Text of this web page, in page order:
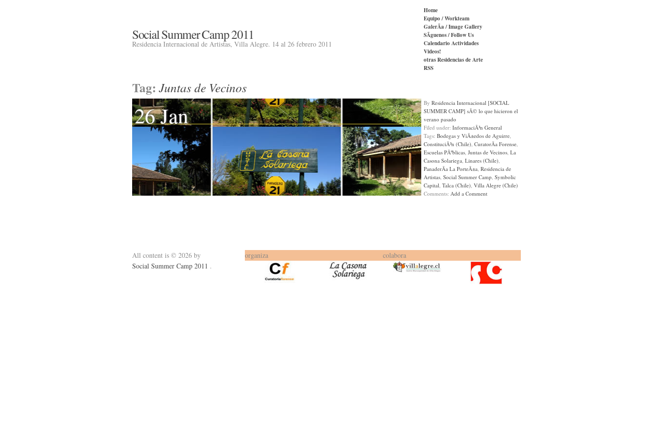
Social Summer Camp 2011
Residencia Internacional de Artistas, Villa Alegre. 14 al 26 febrero 2011
Home
Equipo / Workteam
GalerÃ­a / Image Gallery
SÃ­guenos / Follow Us
Calendario Actividades
Videos!
otras Residencias de Arte
RSS
Tag: Juntas de Vecinos
26 Jan By Residencia Internacional [SOCIAL
SUMMER CAMP] sÃ© lo que hicieron el
verano pasado
Filed under: InformaciÃ³n General
Tags: Bodegas y ViÃ±edos de Aguirre,
ConstituciÃ³n (Chile), CuratorÃ­a Forense,
Escuelas PÃºblicas, Juntas de Vecinos, La
Casona Solariega, Linares (Chile),
PanaderÃ­a La PorteÃ±a, Residencia de
Artistas, Social Summer Camp, Symbolic
Capital, Talca (Chile), Villa Alegre (Chile)
Comments: Add a Comment
All content is © 2026 by
Social Summer Camp 2011 .
organiza colabora